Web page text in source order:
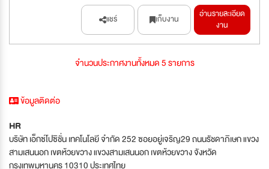
แชร์ เก็บงาน
อ่านรายละเอียด
งาน
จำนวนประกาศงานทั้งหมด 5 รายการ
ข้อมูลติดต่อ
HR
บริษัท เอ็กซ์โปซิชั่น เทคโนโลยี จำกัด 252 ซอยอยู่เจริญ29 ถนนรัชดาภิเษก แขวง
สามเสนนอก เขตห้วยขวาง แขวงสามเสนนอก เขตห้วยขวาง จังหวัด
กรุงเทพมหานคร 10310 ประเทศไทย